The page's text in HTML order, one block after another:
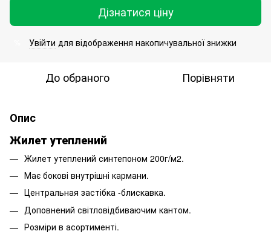
Дізнатися ціну
Увійти для відображення накопичувальної знижки
До обраного Порівняти
Опис
Жилет утеплений
Жилет утеплений синтепоном 200г/м2.
Має бокові внутрішні кармани.
Центральная застібка -блискавка.
Доповнений світловідбиваючим кантом.
Розміри в асортименті.